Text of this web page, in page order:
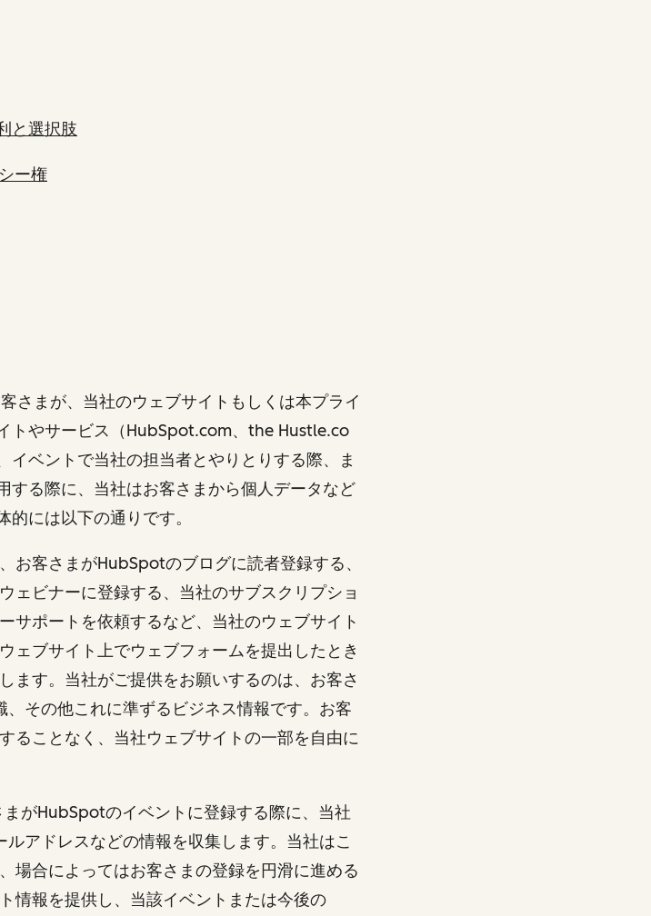
と選択肢
ー権
さまが、当社のウェブサイトもしくは本プライ
トやサービス（HubSpot.com、the Hustle.co
イベントで当社の担当者とやりとりする際、ま
する際に、当社はお客さまから個人データなど
には以下の通りです。
お客さまがHubSpotのブログに読者登録する、
ェビナーに登録する、当社のサブスクリプショ
サポートを依頼するなど、当社のウェブサイト
ェブサイト上でウェブフォームを提出したとき
ます。当社がご提供をお願いするのは、お客さ
、その他これに準ずるビジネス情報です。お客
ることなく、当社ウェブサイトの一部を自由に
がHubSpotのイベントに登録する際に、当社
アドレスなどの情報を収集します。当社はこ
場合によってはお客さまの登録を円滑に進める
情報を提供し、当該イベントまたは今後の